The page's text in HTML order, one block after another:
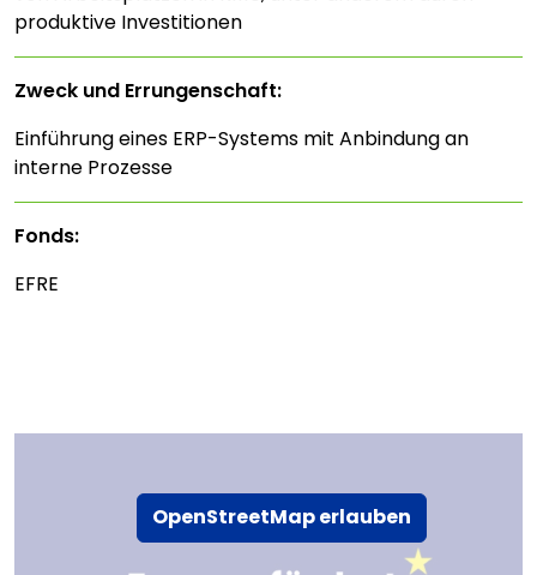
OpenStreetMap erlauben
produktive Investitionen
Zweck und Errungenschaft:
Einführung eines ERP-Systems mit Anbindung an
interne Prozesse
Fonds:
EFRE